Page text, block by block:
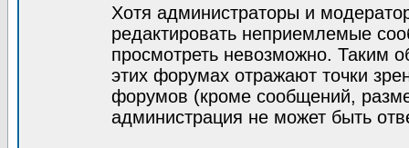
Хотя администраторы и
редактировать неприемлемые
просмотреть невозможно. Таким
этих форумах отражают точки
форумов (кроме сообщений,
администрация не может быть